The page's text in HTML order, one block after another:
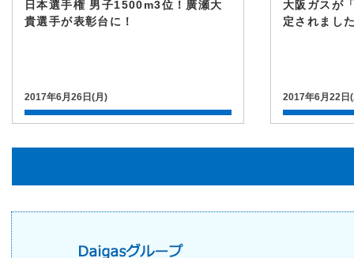
日本選手権 男子1500m3位！廣瀬大
貴選手が表彰台に！
2017年6月26日(月)
大阪ガスが
定されまし
2017年6月22日